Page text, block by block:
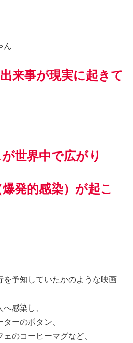
ん
来事が現実に起きて
世界中で広がり
発的感染）が起こ
を予知していたかのような映画
感染し、
ーのボタン、
のコーヒーマグなど、